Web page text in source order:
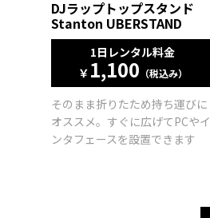
DJラップトップスタンド
Stanton UBERSTAND
1日レンタル料金
￥ 1,100 （税込み）
そのまま折りたため持ち運びに
オススメ。すぐに広げてPCやイ
ンタフェースを設置できます